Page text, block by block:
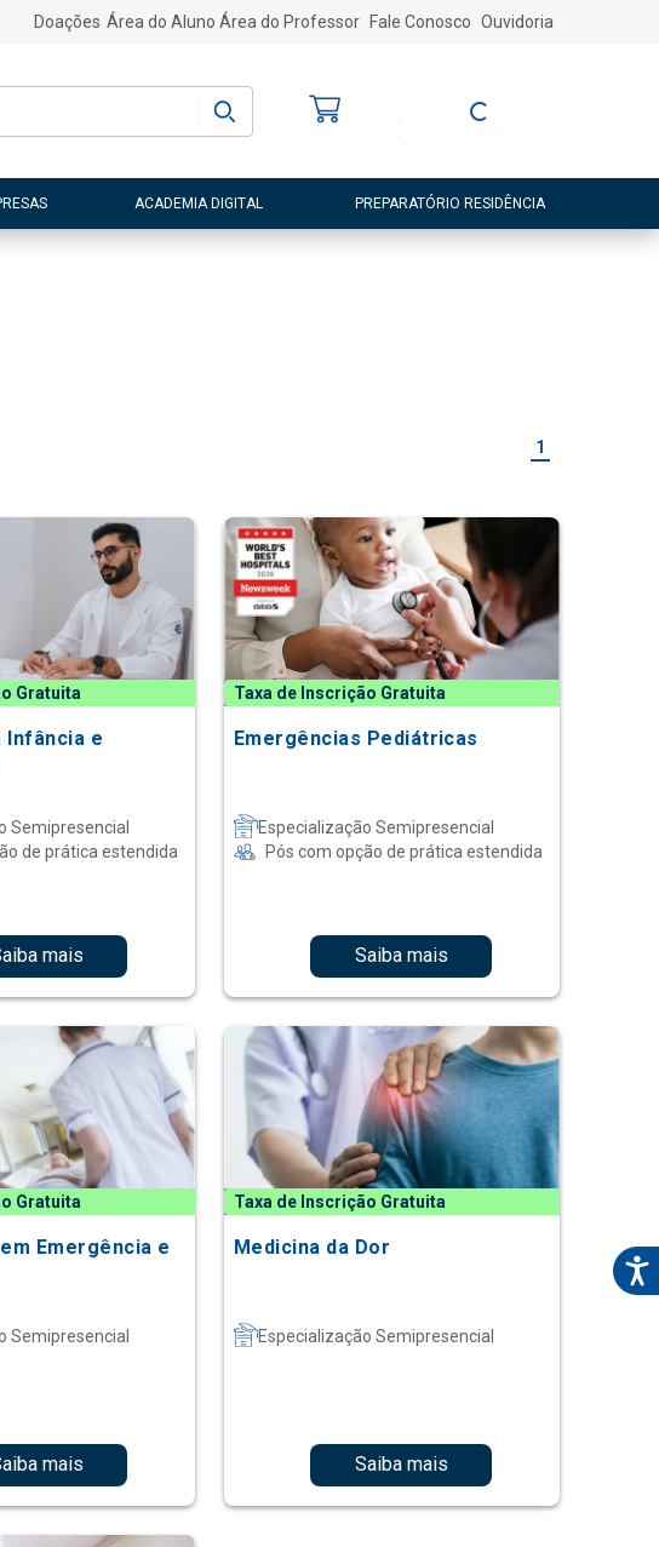
Doações Área do Aluno Área do Professor Fale Conosco Ouvidoria
Entre ou Cadastre-
ACADEMIA DIGITAL PREPARATÓRIO RESIDÊNCIA
1
Gratuita
Infância e
Semipresencial
de prática estendida
mais
Taxa de Inscrição Gratuita
Emergências Pediátricas
Especialização Semipresencial
Pós com opção de prática estendida
Saiba mais
Gratuita
Emergência e
Semipresencial
mais
Taxa de Inscrição Gratuita
Medicina da Dor
Especialização Semipresencial
Saiba mais